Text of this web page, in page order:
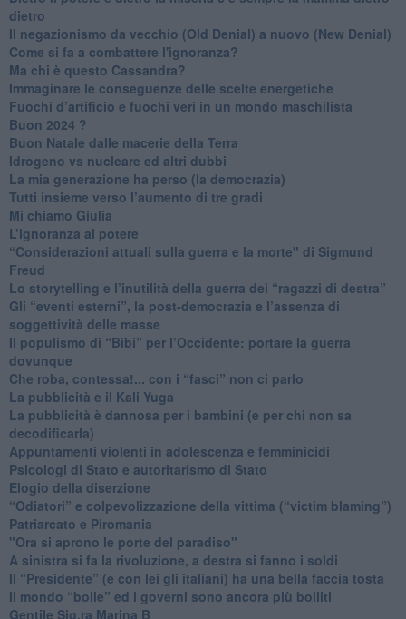
dietro
Il negazionismo da vecchio (Old Denial) a nuovo (New Denial)
Come si fa a combattere l'ignoranza?
Ma chi è questo Cassandra?
Immaginare le conseguenze delle scelte energetiche
​Fuochi d’artificio e fuochi veri in un mondo maschilista
Buon 2024 ?
​Buon Natale dalle macerie della Terra
​Idrogeno vs nucleare ed altri dubbi
​La mia generazione ha perso (la democrazia)
​Tutti insieme verso l’aumento di tre gradi
Mi chiamo Giulia
L’ignoranza al potere
​“Considerazioni attuali sulla guerra e la morte" di Sigmund
Freud
​Lo storytelling e l’inutilità della guerra dei “ragazzi di destra”
​Gli “eventi esterni”, la post-democrazia e l’assenza di
soggettività delle masse
​Il populismo di “Bibi” per l’Occidente: portare la guerra
dovunque
​Che roba, contessa!... con i “fasci” non ci parlo
La pubblicità e il Kali Yuga
​La pubblicità è dannosa per i bambini (e per chi non sa
decodificarla)
​Appuntamenti violenti in adolescenza e femminicidi
​Psicologi di Stato e autoritarismo di Stato
Elogio della diserzione
“Odiatori” e colpevolizzazione della vittima (“victim blaming”)
​Patriarcato e Piromania
"Ora si aprono le porte del paradiso"
​A sinistra si fa la rivoluzione, a destra si fanno i soldi
​Il “Presidente” (e con lei gli italiani) ha una bella faccia tosta
​Il mondo “bolle” ed i governi sono ancora più bolliti
​Gentile Sig.ra Marina B